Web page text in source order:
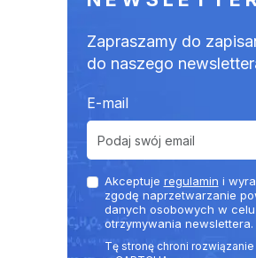
Zapraszamy do
do naszego
E-mail
Akceptuje regulamin i
zgodę naprzetwarzanie
danych osobowych w celu
otrzymywania newslettera.